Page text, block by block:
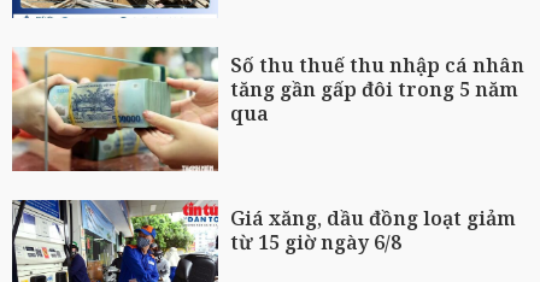
Số thu thuế thu nhập cá nhân
tăng gần gấp đôi trong 5 năm
qua
Giá xăng, dầu đồng loạt giảm
từ 15 giờ ngày 6/8